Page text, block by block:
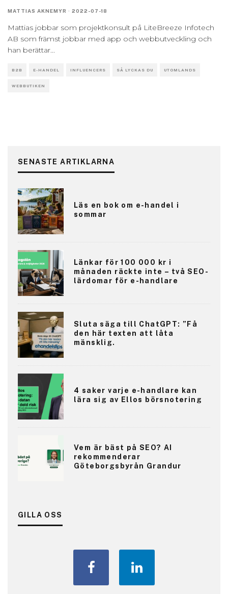
MATTIAS AKNEMYR · 2022-07-18
Mattias jobbar som projektkonsult på LiteBreeze Infotech
AB som främst jobbar med app och webbutveckling och
han berättar...
B2B E-HANDEL INFLUENCERS SÅ LYCKAS DU UTOMLANDS
WEBBUTIKEN
SENASTE ARTIKLARNA
Läs en bok om e-handel i
sommar
Länkar för 100 000 kr i
månaden räckte inte – två SEO-
lärdomar för e-handlare
Sluta säga till ChatGPT: ”Få
den här texten att låta
mänsklig.
4 saker varje e-handlare kan
lära sig av Ellos börsnotering
Vem är bäst på SEO? AI
rekommenderar
Göteborgsbyrån Grandur
GILLA OSS